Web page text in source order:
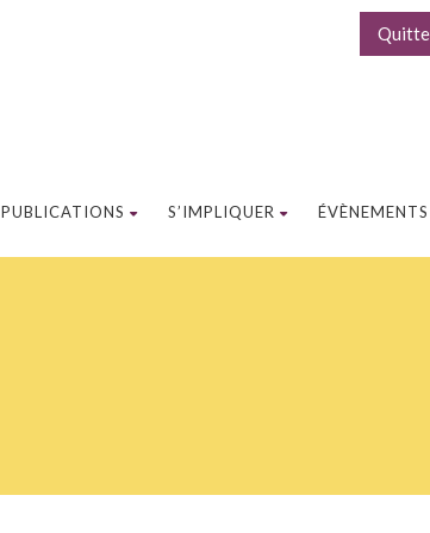
PUBLICATIONS S’IMPLIQUER ÉVÈNEMENTS